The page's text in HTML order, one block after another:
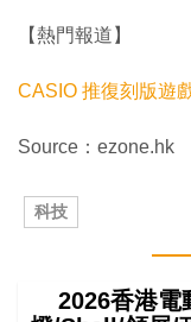
【熱門報道】
CASIO 推復刻版遊
Source：ezone.hk
科技
2026香港電